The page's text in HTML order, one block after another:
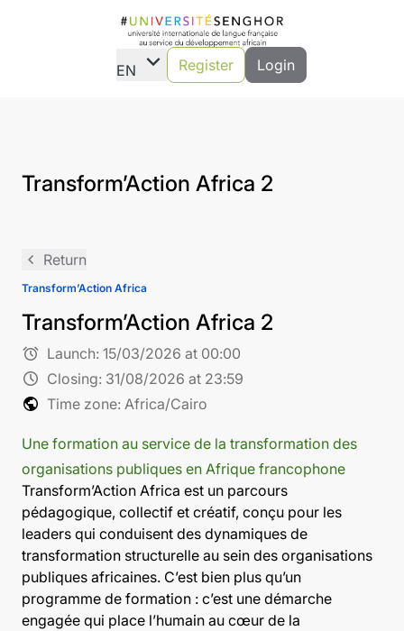
EN expand_more Register Login
Transform’Action Africa 2
navigate_before Return
Transform’Action Africa
Transform’Action Africa 2
alarm Launch: 15/03/2026 at 00:00
schedule Closing: 31/08/2026 at 23:59
public Time zone: Africa/Cairo
Une formation au service de la transformation des
organisations publiques en Afrique francophone
Transform’Action Africa est un parcours
pédagogique, collectif et créatif, conçu pour les
leaders qui conduisent des dynamiques de
transformation structurelle au sein des organisations
publiques africaines. C’est bien plus qu’un
programme de formation : c’est une démarche
engagée qui place l’humain au cœur de la